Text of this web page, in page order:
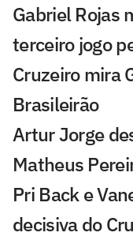
Gabriel Rojas
terceiro jogo
Cruzeiro mira
Brasileirão
Artur Jorge
Matheus
Pri Back e
decisiva do